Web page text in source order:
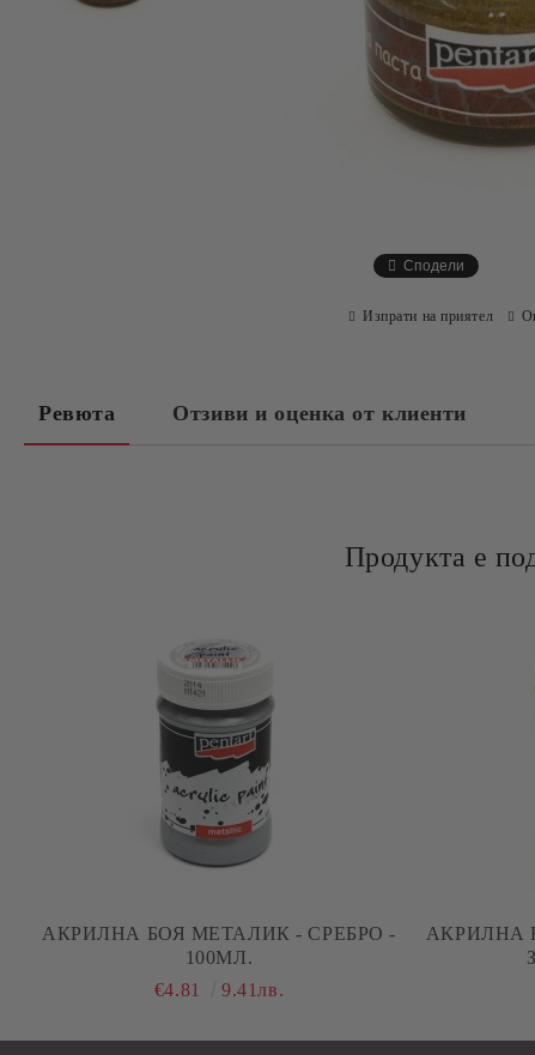
Сподели
Изпрати на приятел
Ревюта Отзиви и оценка от клиенти
Продукта е
АКРИЛНА БОЯ МЕТАЛИК - СРЕБРО -
100МЛ.
€4.81
9.41лв.
АКРИЛНА